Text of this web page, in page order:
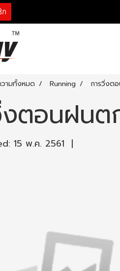
ก
ามทั้งหมด Running การวิ่งต
งตอนฝน
15 พ.ค. 2561 |